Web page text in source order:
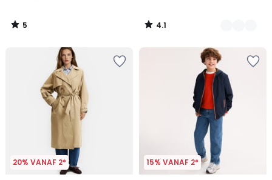
in
voor
programma
daarvan
5
/
4.1
/
20% VANAF 2* 15% VANAF 2*